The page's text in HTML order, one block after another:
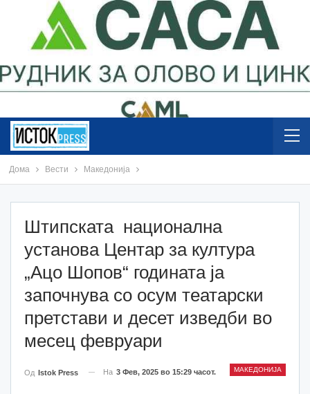
Дома Вести Македонија
Штипската национална
установа Центар за култура
„Ацо Шопов“ годината ја
започнува со осум театарски
претстави и десет изведби во
месец февруари
МАКЕДОНИЈА
Од Istok Press На 3 Фев, 2025 во 15:29 часот.